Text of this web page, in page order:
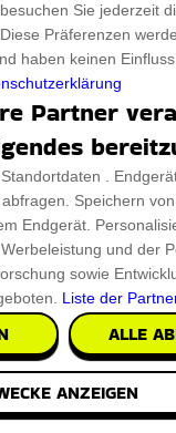
Sie jederzeit
Präferenzen
haben keinen
Partner
.
Speichern
Endgerät.
und der
sowie
Liste der
ALLE
ANZEIGEN